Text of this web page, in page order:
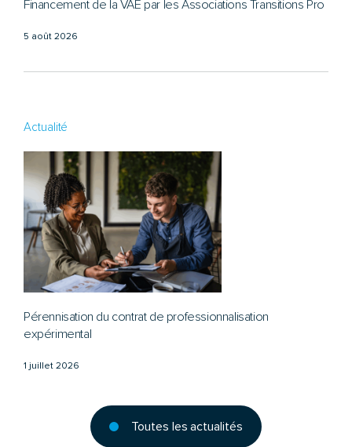
Toutes les actualités
Financement de la VAE par les Associations Transitions Pro
5 août 2026
Actualité
Pérennisation du contrat de professionnalisation
expérimental
1 juillet 2026